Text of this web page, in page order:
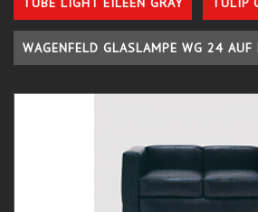
WAGENFELD GLASLAMPE WG 24 AUF